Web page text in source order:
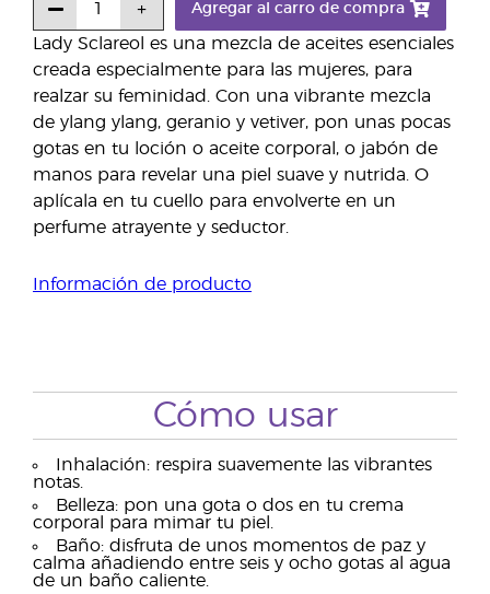
Lady Sclareol es una mezcla de aceites esenciales
creada especialmente para las mujeres, para
realzar su feminidad. Con una vibrante mezcla
de ylang ylang, geranio y vetiver, pon unas pocas
gotas en tu loción o aceite corporal, o jabón de
manos para revelar una piel suave y nutrida. O
aplícala en tu cuello para envolverte en un
perfume atrayente y seductor.
Información de producto
Agregar al carro de compra
Cómo usar
Inhalación: respira suavemente las vibrantes
notas.
Belleza: pon una gota o dos en tu crema
corporal para mimar tu piel.
Baño: disfruta de unos momentos de paz y
calma añadiendo entre seis y ocho gotas al agua
de un baño caliente.